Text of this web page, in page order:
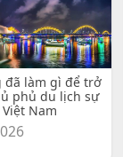
đã làm gì để trở
phủ du lịch sự
Nam